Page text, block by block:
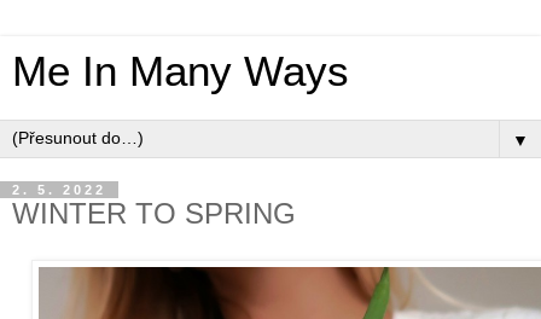
Me In Many Ways
▼
2. 5. 2022
WINTER TO SPRING